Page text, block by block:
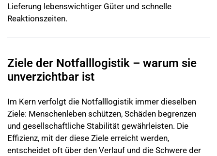
Lieferung lebenswichtiger Güter und schnelle
Reaktionszeiten.
Ziele der Notfalllogistik – warum sie
unverzichtbar ist
Im Kern verfolgt die Notfalllogistik immer dieselben
Ziele: Menschenleben schützen, Schäden begrenzen
und gesellschaftliche Stabilität gewährleisten. Die
Effizienz, mit der diese Ziele erreicht werden,
entscheidet oft über den Verlauf und die Schwere der